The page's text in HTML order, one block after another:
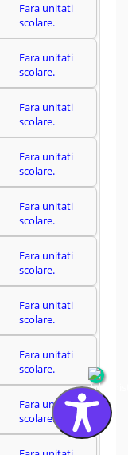
Fara unitati
scolare.
Fara unitati
scolare.
Fara unitati
scolare.
Fara unitati
scolare.
Fara unitati
scolare.
Fara unitati
scolare.
Fara unitati
scolare.
Fara unitati
scolare.
Fara unitati
scolare.